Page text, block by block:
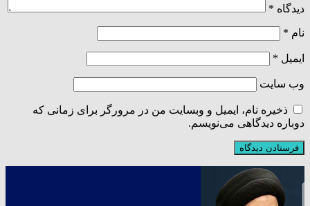
دیدگاه *
نام *
ایمیل *
وب‌ سایت
ذخیره نام، ایمیل و وبسایت من در مرورگر برای زمانی که
دوباره دیدگاهی می‌نویسم.